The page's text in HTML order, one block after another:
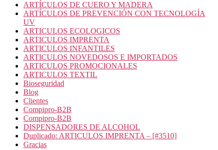
ARTÍCULOS DE CUERO Y MADERA
ARTÍCULOS DE PREVENCIÓN CON TECNOLOGÍA
UV
ARTICULOS ECOLOGICOS
ARTICULOS IMPRENTA
ARTICULOS INFANTILES
ARTICULOS NOVEDOSOS E IMPORTADOS
ARTICULOS PROMOCIONALES
ARTICULOS TEXTIL
Bioseguridad
Blog
Clientes
Compipro-B2B
Compipro-B2B
DISPENSADORES DE ALCOHOL
Duplicado: ARTICULOS IMPRENTA – [#3510]
Gracias